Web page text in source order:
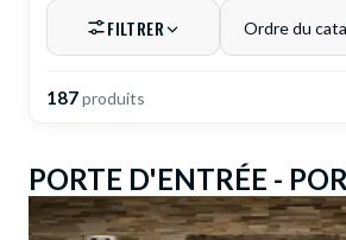
FILTRER
187produits
PORTE D'ENTRÉE -